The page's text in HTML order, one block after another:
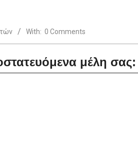
With: 0 Comments
μέλη σας: